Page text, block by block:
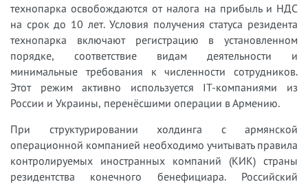
технопарка освобождаются от налога на прибыль и НДС
на срок до 10 лет. Условия получения статуса резидента
технопарка включают регистрацию в установленном
порядке, соответствие видам деятельности и
минимальные требования к численности сотрудников.
Этот режим активно используется IT-компаниями из
России и Украины, перенёсшими операции в Армению.
При структурировании холдинга с армянской
операционной компанией необходимо учитывать правила
контролируемых иностранных компаний (КИК) страны
резидентства конечного бенефициара. Российский